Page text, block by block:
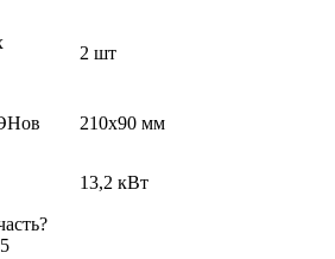
2 шт
210х90 мм
13,2 кВт